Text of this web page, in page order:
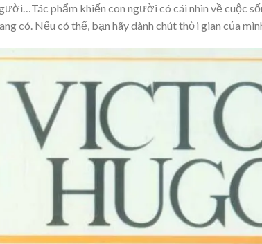
phẩm khiến con người có cái nhìn về cuộc
có. Nếu có thể, bạn hãy dành chút thời gian của